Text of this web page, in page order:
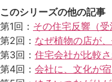
このシリーズの他の記事
第1回： その住宅反響（
第2回： なぜ植物の店が
第3回： 住宅会社が比較
第4回： 会社に、文化が